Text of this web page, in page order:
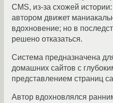
CMS, из-за схожей
автором движет
вдохновение; но в
решено отказаться.
Система предназначена
домашних сайтов с
представлением страниц
Автор вдохновлялся